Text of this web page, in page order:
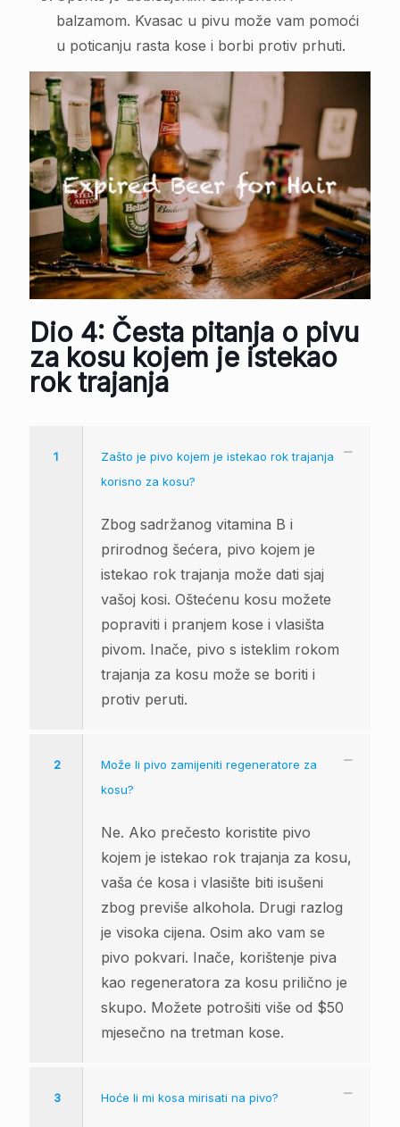
balzamom. Kvasac u pivu može vam pomoći
u poticanju rasta kose i borbi protiv prhuti.
Dio 4: Česta pitanja o pivu
za kosu kojem je istekao
rok trajanja
1
Zašto je pivo kojem je istekao rok trajanja
korisno za kosu?
Zbog sadržanog vitamina B i
prirodnog šećera, pivo kojem je
istekao rok trajanja može dati sjaj
vašoj kosi. Oštećenu kosu možete
popraviti i pranjem kose i vlasišta
pivom. Inače, pivo s isteklim rokom
trajanja za kosu može se boriti i
protiv peruti.
2
Može li pivo zamijeniti regeneratore za
kosu?
Ne. Ako prečesto koristite pivo
kojem je istekao rok trajanja za kosu,
vaša će kosa i vlasište biti isušeni
zbog previše alkohola. Drugi razlog
je visoka cijena. Osim ako vam se
pivo pokvari. Inače, korištenje piva
kao regeneratora za kosu prilično je
skupo. Možete potrošiti više od $50
mjesečno na tretman kose.
3 Hoće li mi kosa mirisati na pivo?